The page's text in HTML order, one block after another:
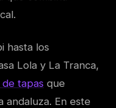
hasta los
Lola y La Tranca,
tapas que
andaluza. En este